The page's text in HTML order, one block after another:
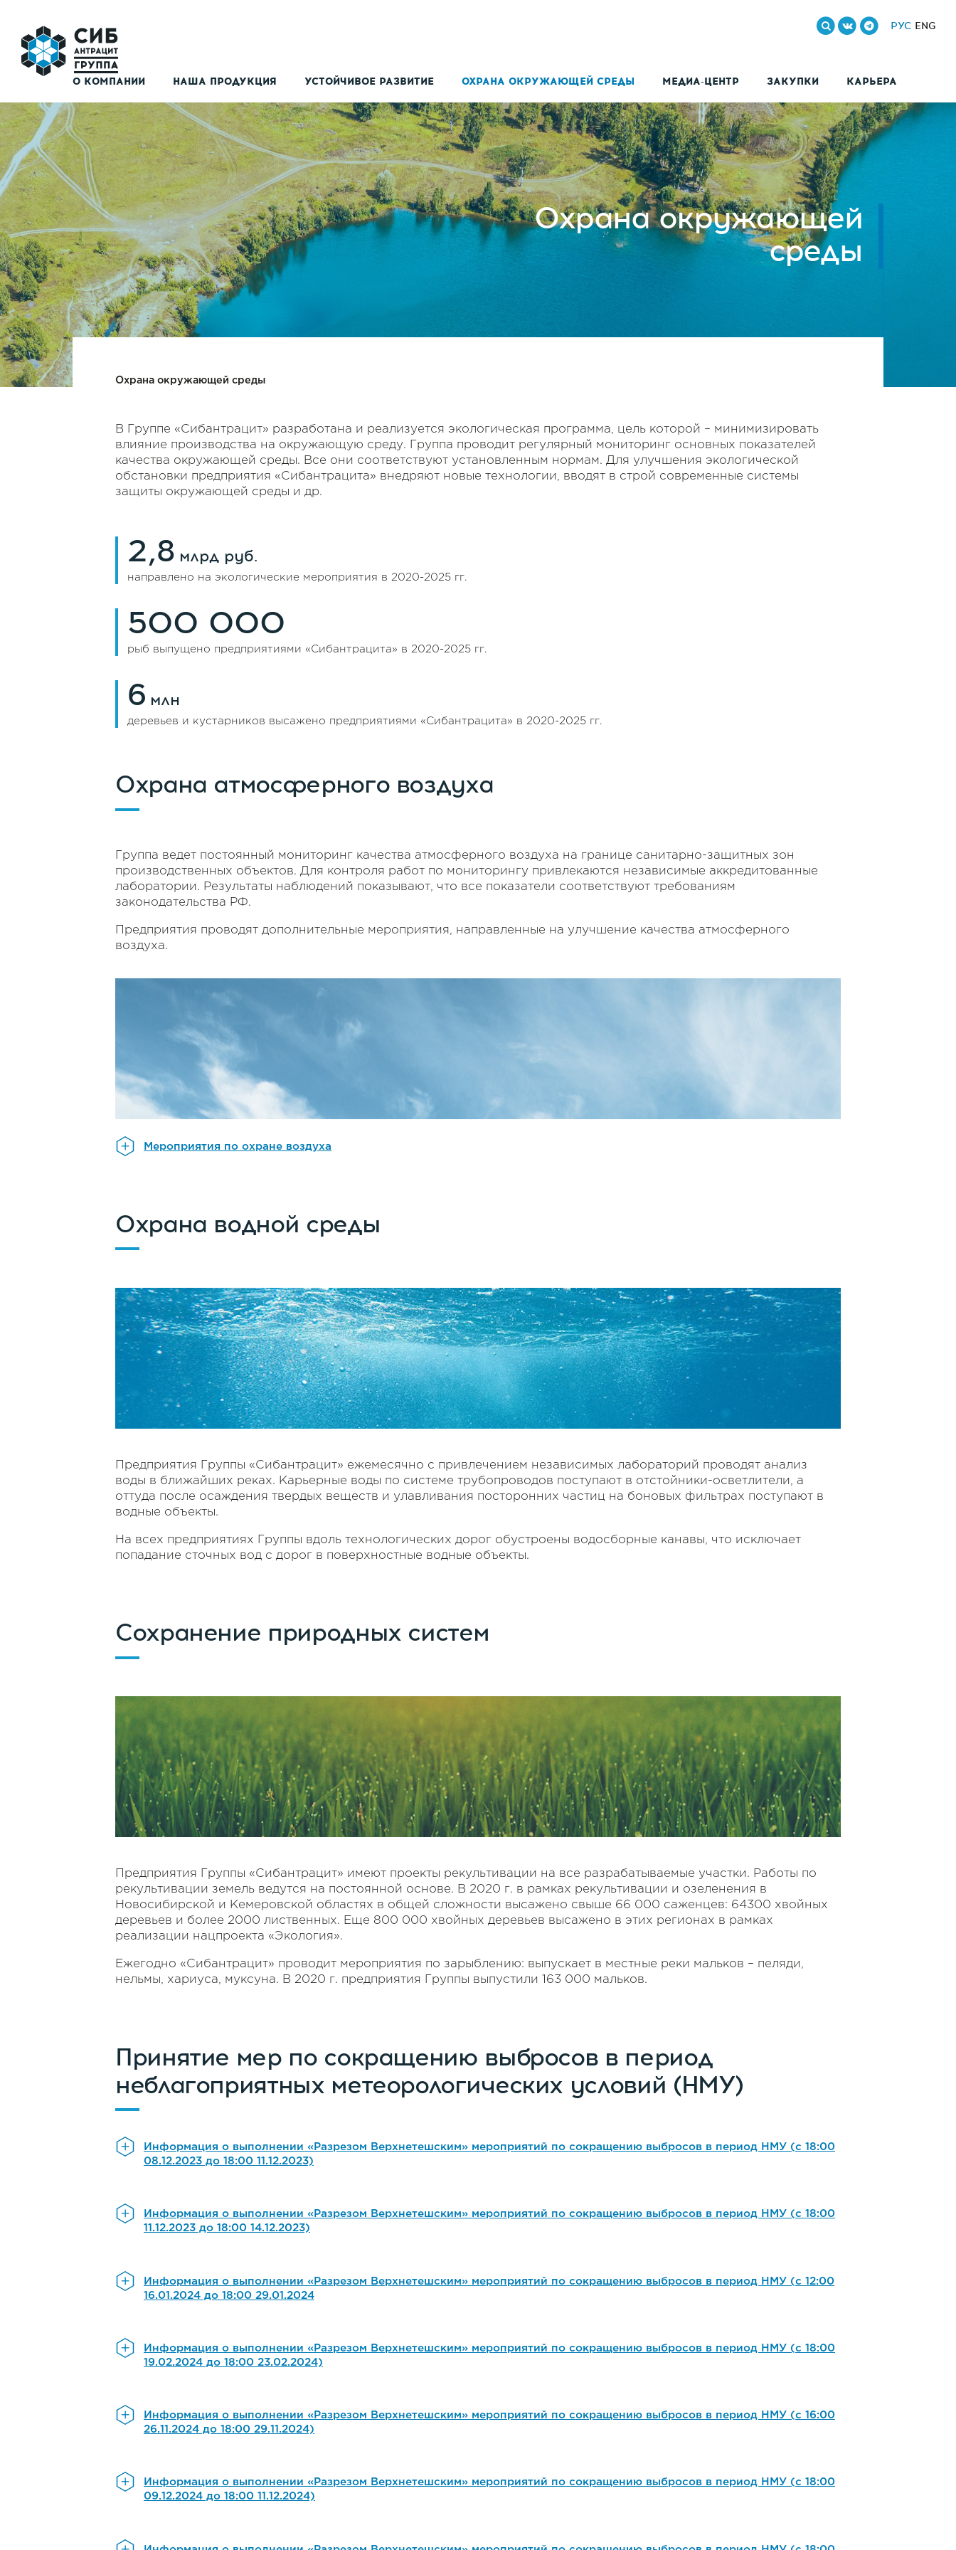
О КОМПАНИИ НАША ПРОДУКЦИЯ УСТОЙЧИВОЕ РАЗВИТИЕ ОХРАНА ОКРУЖАЮЩЕЙ СРЕДЫ МЕДИА-ЦЕНТР ЗАКУПКИ КАРЬЕРА
РУС ENG
Охрана окружающей
среды
Охрана окружающей среды
В Группе «Сибантрацит» разработана и реализуется экологическая программа, цель которой – минимизировать
влияние производства на окружающую среду. Группа проводит регулярный мониторинг основных показателей
качества окружающей среды. Все они соответствуют установленным нормам. Для улучшения экологической
обстановки предприятия «Сибантрацита» внедряют новые технологии, вводят в строй современные системы
защиты окружающей среды и др.
2,8 млрд руб.
направлено на экологические мероприятия в 2020-2025 гг.
500 000
рыб выпущено предприятиями «Сибантрацита» в 2020-2025 гг.
6 млн
деревьев и кустарников высажено предприятиями «Сибантрацита» в 2020-2025 гг.
Охрана атмосферного воздуха
Группа ведет постоянный мониторинг качества атмосферного воздуха на границе санитарно-защитных зон
производственных объектов. Для контроля работ по мониторингу привлекаются независимые аккредитованные
лаборатории. Результаты наблюдений показывают, что все показатели соответствуют требованиям
законодательства РФ.
Предприятия проводят дополнительные мероприятия, направленные на улучшение качества атмосферного
воздуха.
Мероприятия по охране воздуха
Охрана водной среды
Предприятия Группы «Сибантрацит» ежемесячно с привлечением независимых лабораторий проводят анализ
воды в ближайших реках. Карьерные воды по системе трубопроводов поступают в отстойники-осветлители, а
оттуда после осаждения твердых веществ и улавливания посторонних частиц на боновых фильтрах поступают в
водные объекты.
На всех предприятиях Группы вдоль технологических дорог обустроены водосборные канавы, что исключает
попадание сточных вод с дорог в поверхностные водные объекты.
Сохранение природных систем
Предприятия Группы «Сибантрацит» имеют проекты рекультивации на все разрабатываемые участки. Работы по
рекультивации земель ведутся на постоянной основе. В 2020 г. в рамках рекультивации и озеленения в
Новосибирской и Кемеровской областях в общей сложности высажено свыше 66 000 саженцев: 64300 хвойных
деревьев и более 2000 лиственных. Еще 800 000 хвойных деревьев высажено в этих регионах в рамках
реализации нацпроекта «Экология».
Ежегодно «Сибантрацит» проводит мероприятия по зарыблению: выпускает в местные реки мальков – пеляди,
нельмы, хариуса, муксуна. В 2020 г. предприятия Группы выпустили 163 000 мальков.
Принятие мер по сокращению выбросов в период
неблагоприятных метеорологических условий (НМУ)
Информация о выполнении «Разрезом Верхнетешским» мероприятий по сокращению выбросов в период НМУ (с 18:00
08.12.2023 до 18:00 11.12.2023)
Информация о выполнении «Разрезом Верхнетешским» мероприятий по сокращению выбросов в период НМУ (с 18:00
11.12.2023 до 18:00 14.12.2023)
Информация о выполнении «Разрезом Верхнетешским» мероприятий по сокращению выбросов в период НМУ (с 12:00
16.01.2024 до 18:00 29.01.2024
Информация о выполнении «Разрезом Верхнетешским» мероприятий по сокращению выбросов в период НМУ (с 18:00
19.02.2024 до 18:00 23.02.2024)
Информация о выполнении «Разрезом Верхнетешским» мероприятий по сокращению выбросов в период НМУ (с 16:00
26.11.2024 до 18:00 29.11.2024)
Информация о выполнении «Разрезом Верхнетешским» мероприятий по сокращению выбросов в период НМУ (с 18:00
09.12.2024 до 18:00 11.12.2024)